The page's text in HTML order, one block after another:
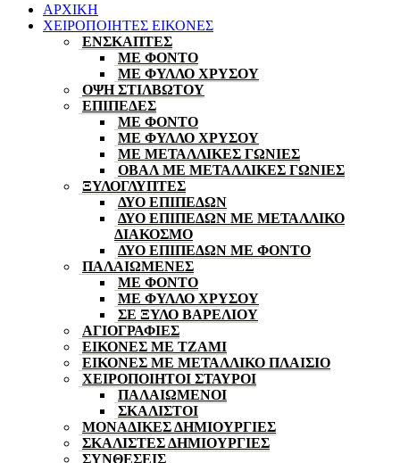
ΑΡΧΙΚΗ
ΧΕΙΡΟΠΟΙΗΤΕΣ ΕΙΚΟΝΕΣ
ΕΝΣΚΑΠΤΕΣ
ΜΕ ΦΟΝΤΟ
ΜΕ ΦΥΛΛΟ ΧΡΥΣΟΥ
ΟΨΗ ΣΤΙΛΒΩΤΟΥ
ΕΠΙΠΕΔΕΣ
ΜΕ ΦΟΝΤΟ
ΜΕ ΦΥΛΛΟ ΧΡΥΣΟΥ
ΜΕ ΜΕΤΑΛΛΙΚΕΣ ΓΩΝΙΕΣ
ΟΒΑΛ ΜΕ ΜΕΤΑΛΛΙΚΕΣ ΓΩΝΙΕΣ
ΞΥΛΟΓΛΥΠΤΕΣ
ΔΥΟ ΕΠΙΠΕΔΩΝ
ΔΥΟ ΕΠΙΠΕΔΩΝ ΜΕ ΜΕΤΑΛΛΙΚΟ
ΔΙΑΚΟΣΜΟ
ΔΥΟ ΕΠΙΠΕΔΩΝ ΜΕ ΦΟΝΤΟ
ΠΑΛΑΙΩΜΕΝΕΣ
ΜΕ ΦΟΝΤΟ
ΜΕ ΦΥΛΛΟ ΧΡΥΣΟΥ
ΣΕ ΞΥΛΟ ΒΑΡΕΛΙΟΥ
ΑΓΙΟΓΡΑΦΙΕΣ
ΕΙΚΟΝΕΣ ΜΕ ΤΖΑΜΙ
ΕΙΚΟΝΕΣ ΜΕ ΜΕΤΑΛΛΙΚΟ ΠΛΑΙΣΙΟ
ΧΕΙΡΟΠΟΙΗΤΟΙ ΣΤΑΥΡΟΙ
ΠΑΛΑΙΩΜΕΝΟΙ
ΣΚΑΛΙΣΤΟΙ
ΜΟΝΑΔΙΚΕΣ ΔΗΜΙΟΥΡΓΙΕΣ
ΣΚΑΛΙΣΤΕΣ ΔΗΜΙΟΥΡΓΙΕΣ
ΣΥΝΘΕΣΕΙΣ